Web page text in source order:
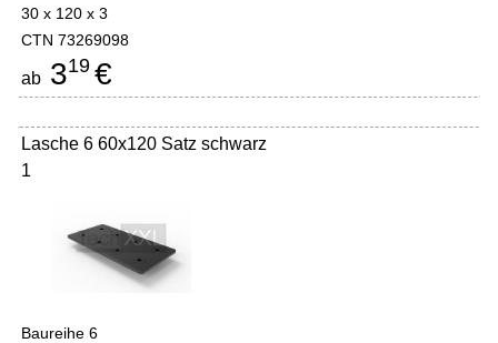
30 x 120 x 3
CTN 73269098
ab 319 €
Lasche 6 60x120 Satz schwarz
1
Baureihe 6